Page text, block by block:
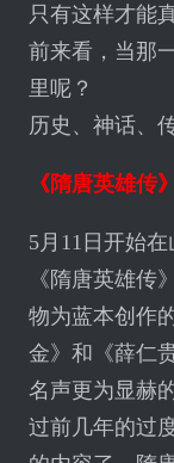
只有这样才能
前来看，当那
里呢？
历史、神话、
《隋唐英雄传》
5月11日开始
《隋唐英雄传
物为蓝本创作
金》和《薛仁
名声更为显赫
过前几年的过